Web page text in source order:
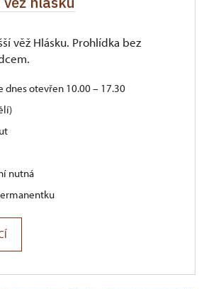
věž Hlásku. Prohlídka bez
dnes otevřen 10.00 – 17.30
nutná